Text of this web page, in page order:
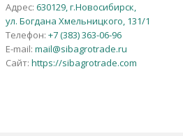
Адрес: 630129, г.Новосибирск,
ул. Богдана Хмельницкого, 131/1
Телефон: +7 (383) 363-06-96
E-mail: mail@sibagrotrade.ru
Сайт: https://sibagrotrade.com